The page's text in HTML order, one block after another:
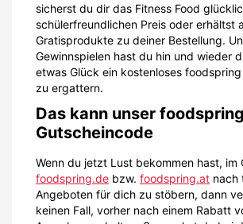
sicherst du dir das Fitness Food
schülerfreundlichen Preis oder erhältst
Gratisprodukte zu deiner Bestellung.
Gewinnspielen hast du hin und wieder
etwas Glück ein kostenloses
zu ergattern.
Das kann unser foodspring
Gutscheincode
Wenn du jetzt Lust bekommen hast, im
foodspring.de bzw. foodspring.at nach
Angeboten für dich zu stöbern, dann
keinen Fall, vorher nach einem Rabatt